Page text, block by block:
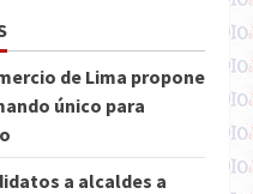
de Lima propone
único para
a alcaldes a